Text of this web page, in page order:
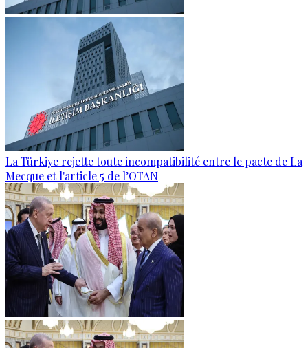
La Türkiye rejette toute incompatibilité entre le pacte de La
Mecque et l'article 5 de l’OTAN